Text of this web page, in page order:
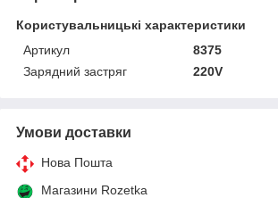
Користувальницькі характеристики
Артикул
8375
Зарядний застряг
220V
Умови доставки
Нова Пошта
Магазини Rozetka